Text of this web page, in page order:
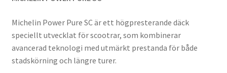
Michelin Power Pure SC är ett högpresterande däck
speciellt utvecklat för scootrar, som kombinerar
avancerad teknologi med utmärkt prestanda för både
stadskörning och längre turer.